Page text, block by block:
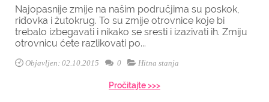
Najopasnije zmije na našim područjima su poskok,
riđovka i žutokrug. To su zmije otrovnice koje bi
trebalo izbegavati i nikako se sresti i izazivati ih. Zmiju
otrovnicu ćete razlikovati po...
Objavljen: 02.10.2015 0 Hitna stanja
Pročitajte >>>